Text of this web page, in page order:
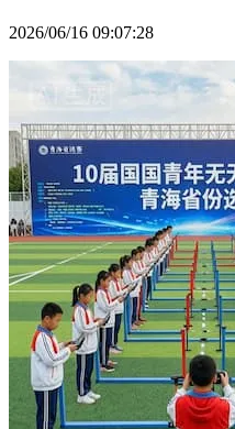
2026/06/16 09:07:28